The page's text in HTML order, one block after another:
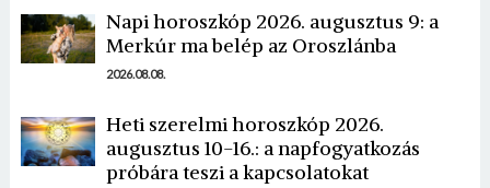
Napi horoszkóp 2026. augusztus 9: a
Merkúr ma belép az Oroszlánba
2026.08.08.
Heti szerelmi horoszkóp 2026.
augusztus 10-16.: a napfogyatkozás
próbára teszi a kapcsolatokat
Borsonline bejelentkezés